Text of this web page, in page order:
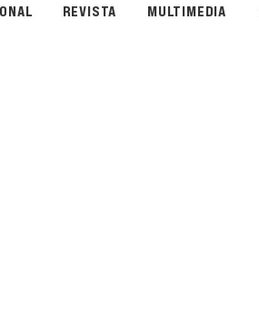
REVISTA MULTIMEDIA